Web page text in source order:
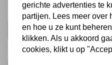
Uw naam:
Telefoonnummer:
gerichte advertenties te
partijen. Lees meer over
en hoe u ze kunt
klikken. Als u akkoord
cookies, klikt u op